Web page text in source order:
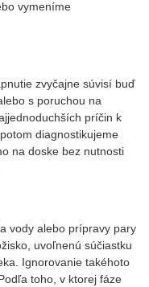
vymeníme
zvyčajne súvisí buď
s poruchou na
príčin k
diagnostikujeme
na doske bez nutnosti
vody alebo prípravy pary
uvoľnenú súčiastku
Ignorovanie takéhoto
toho, v ktorej fáze